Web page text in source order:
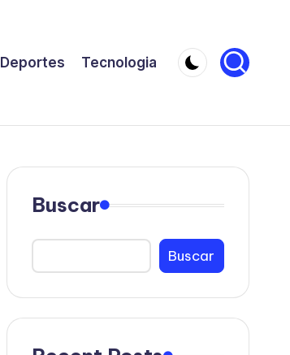
Deportes Tecnologia
Buscar
Buscar